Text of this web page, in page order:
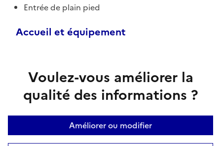
Entrée de plain pied
Accueil et équipement
Voulez-vous améliorer la
qualité des informations ?
Améliorer ou modifier